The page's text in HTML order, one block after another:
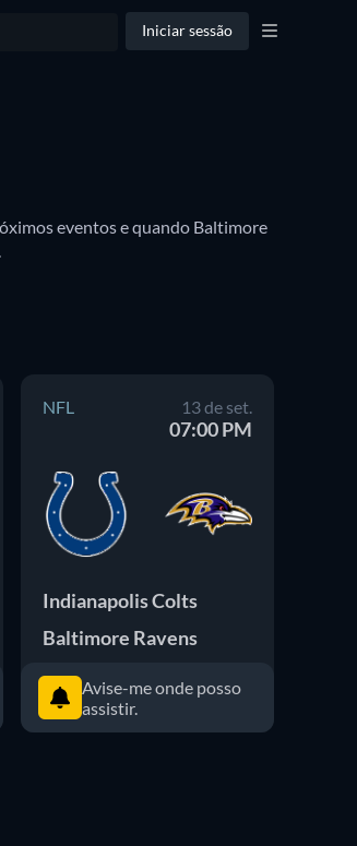
Iniciar sessão
eventos e quando Baltimore
NFL 13 de set.
07:00 PM
Indianapolis Colts
Baltimore Ravens
Avise-me onde posso
assistir.